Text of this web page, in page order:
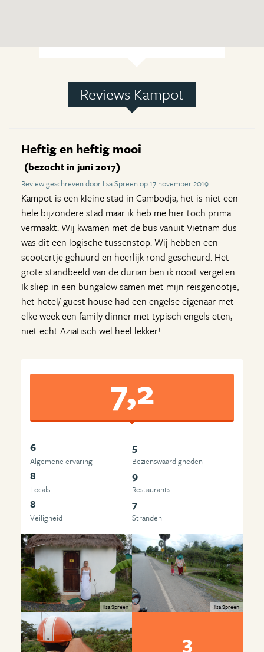
Reviews Kampot
Heftig en heftig mooi
(bezocht in juni 2017)
Review geschreven door Ilsa Spreen op 17 november 2019
Kampot is een kleine stad in Cambodja, het is niet een
hele bijzondere stad maar ik heb me hier toch prima
vermaakt. Wij kwamen met de bus vanuit Vietnam dus
was dit een logische tussenstop. Wij hebben een
scootertje gehuurd en heerlijk rond gescheurd. Het
grote standbeeld van de durian ben ik nooit vergeten.
Ik sliep in een bungalow samen met mijn reisgenootje,
het hotel/ guest house had een engelse eigenaar met
elke week een family dinner met typisch engels eten,
niet echt Aziatisch wel heel lekker!
7,2
6
Algemene ervaring
5
Beziens­waardigheden
8
Locals
9
Restaurants
8
Veiligheid
7
Stranden
Ilsa Spreen Ilsa Spreen
3